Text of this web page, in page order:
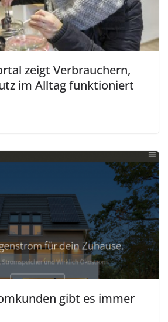
zeigt Verbrauchern,
im Alltag funktioniert
gibt es immer